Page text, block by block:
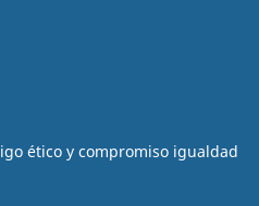
ético y compromiso igualdad